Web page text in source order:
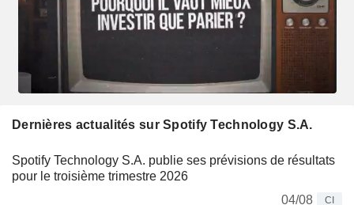
Dernières actualités sur Spotify Technology S.A.
Spotify Technology S.A. publie ses prévisions de résultats
pour le troisième trimestre 2026
04/08
CI